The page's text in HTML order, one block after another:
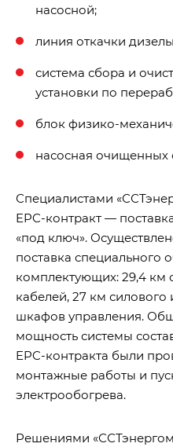
насосной;
линия откачки
система сбора и
установки по
блок физико-
насосная очищенных
Специалистами
EPC-контракт —
«под ключ».
поставка специального
комплектующих: 29,4 км
кабелей, 27 км силового
шкафов управления.
мощность системы
EPC-контракта были
монтажные работы и
электрообогрева.
Решениями